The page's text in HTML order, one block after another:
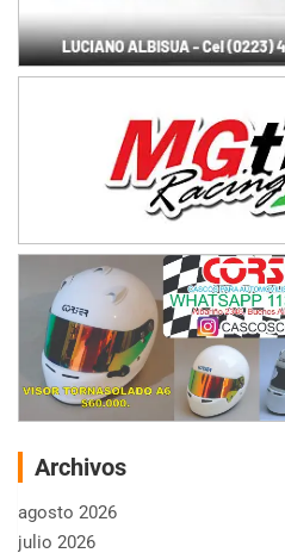
Archivos
agosto 2026
julio 2026